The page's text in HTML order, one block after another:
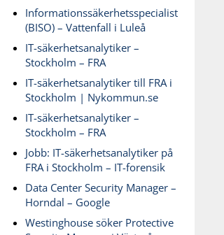
Informationssäkerhetsspecialist
(BISO) – Vattenfall i Luleå
IT-säkerhetsanalytiker –
Stockholm – FRA
IT-säkerhetsanalytiker till FRA i
Stockholm | Nykommun.se
IT-säkerhetsanalytiker –
Stockholm – FRA
Jobb: IT-säkerhetsanalytiker på
FRA i Stockholm – IT-forensik
Data Center Security Manager –
Horndal – Google
Westinghouse söker Protective